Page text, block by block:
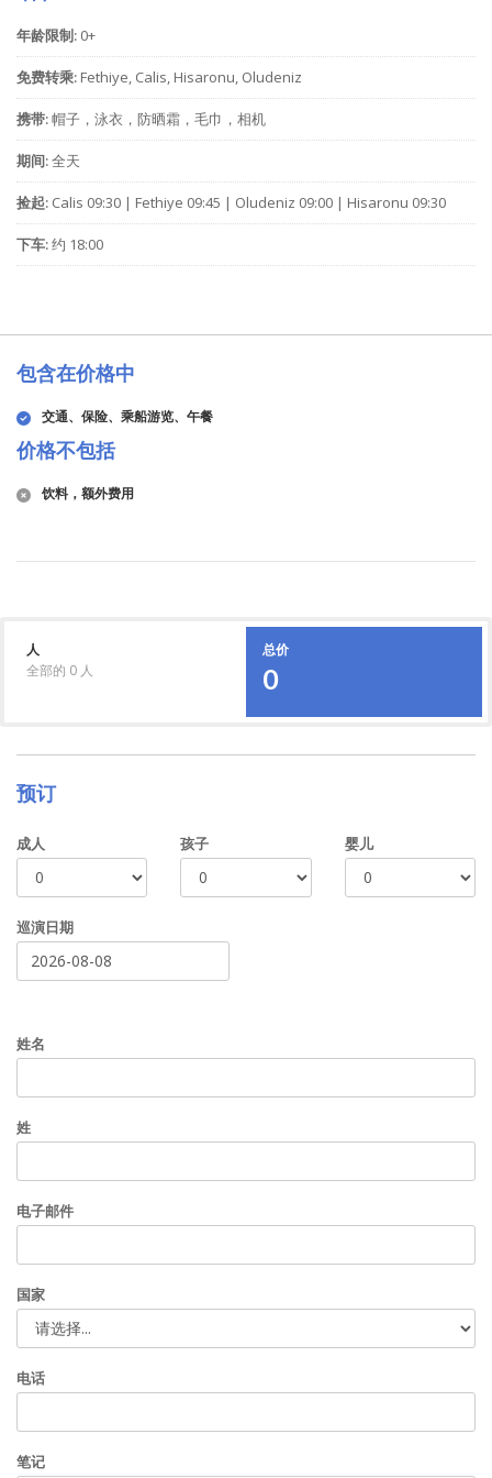
年龄限制: 0+
免费转乘: Fethiye, Calis, Hisaronu, Oludeniz
携带:帽子，泳衣，防晒霜，毛巾，相机
期间:全天
捡起: Calis 09:30 | Fethiye 09:45 | Oludeniz 09:00 | Hisaronu 09:30
下车:约 18:00
包含在价格中
交通、保险、乘船游览、午餐
价格不包括
饮料，额外费用
人
全部的 0 人
总价
0
预订
成人 孩子 婴儿
巡演日期
姓名
姓
电子邮件
国家
电话
笔记